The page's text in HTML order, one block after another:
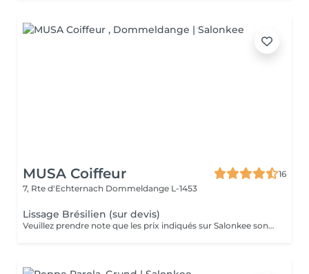
MUSA Coiffeur
16
7, Rte d'Echternach Dommeldange L-1453
Lissage Brésilien (sur devis)
Veuillez prendre note que les prix indiqués sur Salonkee sont communiqués à titre informatif et s'entendent de base. Ces derniers sont susceptibles de varier selon le diagnostic réalisé à votre arrivée au salon et l'expertise du professionnel à qui vous confiez votre beauté. Dans tous les cas, un devis précis vous sera proposé et toutes réalisations de prestations seront effectuées avec votre accord. Un grand merci d'avance pour votre compréhension. Au plaisir de vous recevoir très vite.